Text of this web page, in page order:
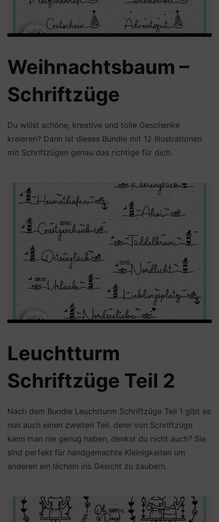
Weihnachtsbaum –
Schriftzüge
Du willst schöne, kreative und tolle Geschenke
kreieren? Dann ist dieses Bundle mit 12 Illustrationen
mit Schriftzügen genau das richtige für dich.
Leuchtturm
Schriftzüge Teil 2
Nach dem Bundle Leuchtturm Schriftzüge Teil 1 gibt es
nun auch einen zweiten Teil, denn von Schriftzüge
kann man nie genug haben, denkst du nicht auch? Sie
sind perfekt für handgemachte Kleinigkeiten um
anderen ein lächeln ins Gesicht zu zaubern.